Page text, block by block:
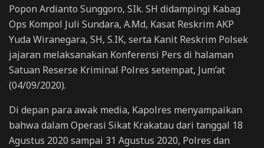
Popon Ardianto Sunggoro, SIk. SH didampingi Kabag
Ops Kompol Juli Sundara, A.Md, Kasat Reskrim AKP
Yuda Wiranegara, SH, S.IK, serta Kanit Reskrim Polsek
jajaran melaksanakan Konferensi Pers di halaman
Satuan Reserse Kriminal Polres setempat, Jum’at
(04/09/2020).
Di depan para awak media, Kapolres menyampaikan
bahwa dalam Operasi Sikat Krakatau dari tanggal 18
Agustus 2020 sampai 31 Agustus 2020, Polres dan